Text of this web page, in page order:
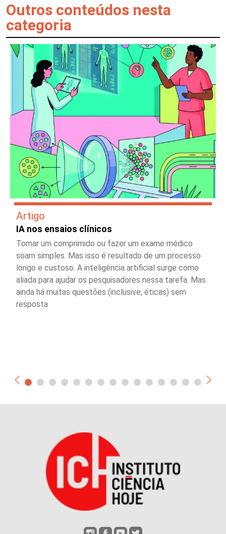
Outros conteúdos nesta
categoria
Artigo
IA nos ensaios clínicos
Tomar um comprimido ou fazer um exame médico
soam simples. Mas isso é resultado de um processo
longo e custoso. A inteligência artificial surge como
aliada para ajudar os pesquisadores nessa tarefa. Mas
ainda há muitas questões (inclusive, éticas) sem
resposta